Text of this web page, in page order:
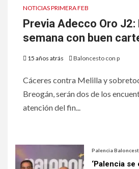
NOTICIAS PRIMERA FEB
Previa Adecco Oro J2:
semana con buen
15 años atrás Baloncesto con p
Cáceres contra Melilla y
Breogán, serán dos de los
atención del fin...
Palencia
‘Palencia se